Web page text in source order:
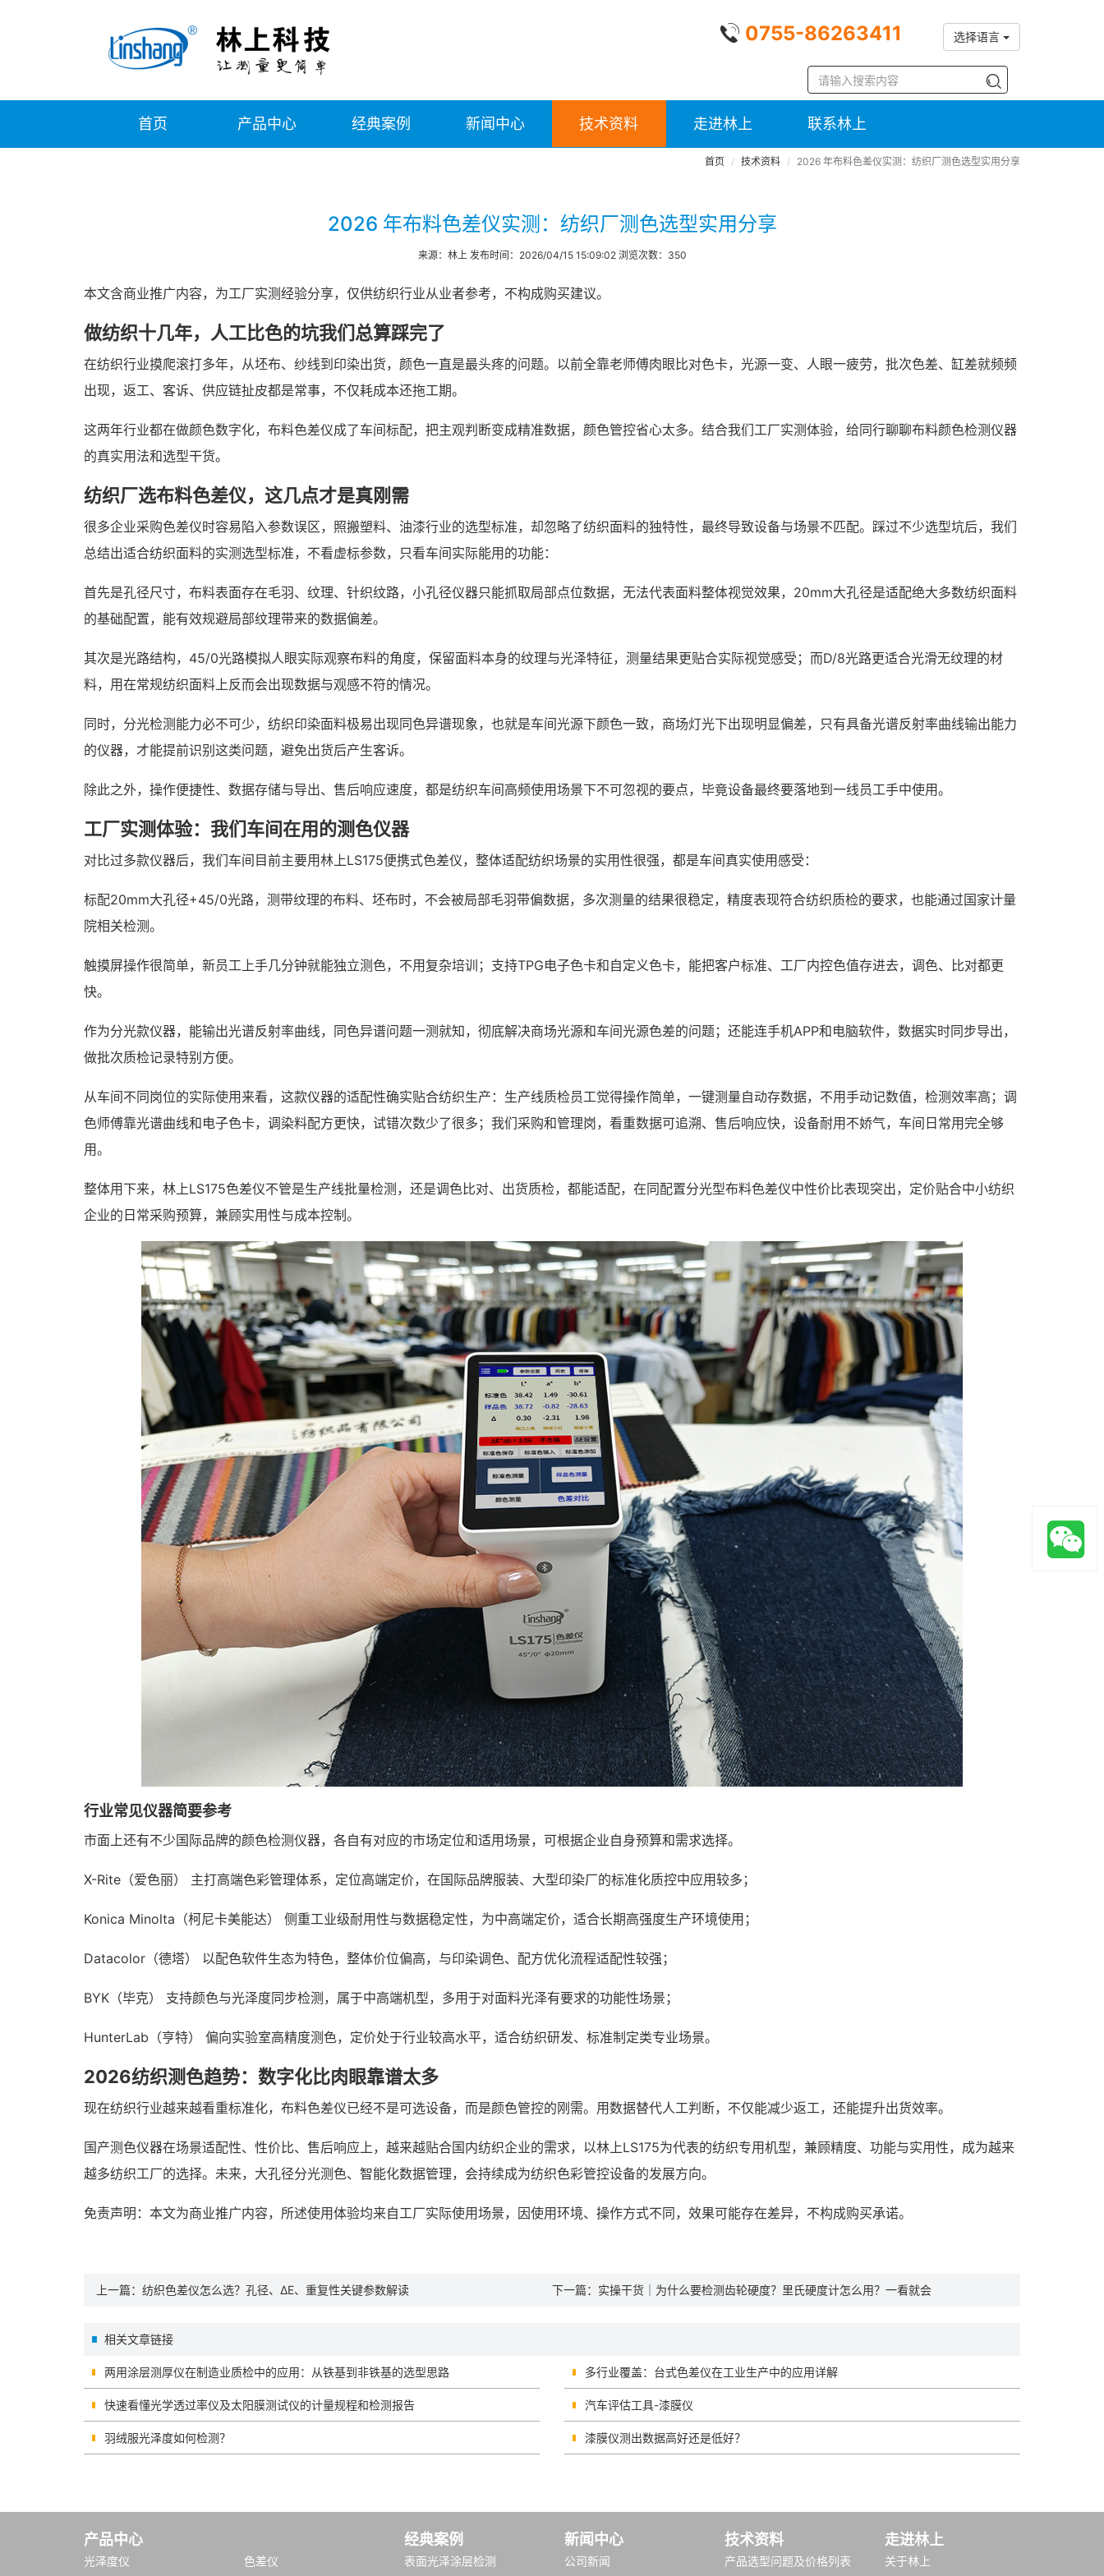
0755-86263411 选择语言
首页 产品中心 经典案例 新闻中心 技术资料 走进林上 联系林上
首页 技术资料 2026 年布料色差仪实测：纺织厂测色选型实用分享
2026 年布料色差仪实测：纺织厂测色选型实用分享
来源：林上 发布时间：2026/04/15 15:09:02 浏览次数：350
本文含商业推广内容，为工厂实测经验分享，仅供纺织行业从业者参考，不构成购买建议。
做纺织十几年，人工比色的坑我们总算踩完了
在纺织行业摸爬滚打多年，从坯布、纱线到印染出货，颜色一直是最头疼的问题。以前全靠老师傅肉眼比对色卡，光源一变、人眼一疲劳，批次色差、缸差就频频
出现，返工、客诉、供应链扯皮都是常事，不仅耗成本还拖工期。
这两年行业都在做颜色数字化，布料色差仪成了车间标配，把主观判断变成精准数据，颜色管控省心太多。结合我们工厂实测体验，给同行聊聊布料颜色检测仪器
的真实用法和选型干货。
纺织厂选布料色差仪，这几点才是真刚需
很多企业采购色差仪时容易陷入参数误区，照搬塑料、油漆行业的选型标准，却忽略了纺织面料的独特性，最终导致设备与场景不匹配。踩过不少选型坑后，我们
总结出适合纺织面料的实测选型标准，不看虚标参数，只看车间实际能用的功能：
首先是孔径尺寸，布料表面存在毛羽、纹理、针织纹路，小孔径仪器只能抓取局部点位数据，无法代表面料整体视觉效果，20mm大孔径是适配绝大多数纺织面料
的基础配置，能有效规避局部纹理带来的数据偏差。
其次是光路结构，45/0光路模拟人眼实际观察布料的角度，保留面料本身的纹理与光泽特征，测量结果更贴合实际视觉感受；而D/8光路更适合光滑无纹理的材
料，用在常规纺织面料上反而会出现数据与观感不符的情况。
同时，分光检测能力必不可少，纺织印染面料极易出现同色异谱现象，也就是车间光源下颜色一致，商场灯光下出现明显偏差，只有具备光谱反射率曲线输出能力
的仪器，才能提前识别这类问题，避免出货后产生客诉。
除此之外，操作便捷性、数据存储与导出、售后响应速度，都是纺织车间高频使用场景下不可忽视的要点，毕竟设备最终要落地到一线员工手中使用。
工厂实测体验：我们车间在用的测色仪器
对比过多款仪器后，我们车间目前主要用林上LS175便携式色差仪，整体适配纺织场景的实用性很强，都是车间真实使用感受：
标配20mm大孔径+45/0光路，测带纹理的布料、坯布时，不会被局部毛羽带偏数据，多次测量的结果很稳定，精度表现符合纺织质检的要求，也能通过国家计量
院相关检测。
触摸屏操作很简单，新员工上手几分钟就能独立测色，不用复杂培训；支持TPG电子色卡和自定义色卡，能把客户标准、工厂内控色值存进去，调色、比对都更
快。
作为分光款仪器，能输出光谱反射率曲线，同色异谱问题一测就知，彻底解决商场光源和车间光源色差的问题；还能连手机APP和电脑软件，数据实时同步导出，
做批次质检记录特别方便。
从车间不同岗位的实际使用来看，这款仪器的适配性确实贴合纺织生产：生产线质检员工觉得操作简单，一键测量自动存数据，不用手动记数值，检测效率高；调
色师傅靠光谱曲线和电子色卡，调染料配方更快，试错次数少了很多；我们采购和管理岗，看重数据可追溯、售后响应快，设备耐用不娇气，车间日常用完全够
用。
整体用下来，林上LS175色差仪不管是生产线批量检测，还是调色比对、出货质检，都能适配，在同配置分光型布料色差仪中性价比表现突出，定价贴合中小纺织
企业的日常采购预算，兼顾实用性与成本控制。
行业常见仪器简要参考
市面上还有不少国际品牌的颜色检测仪器，各自有对应的市场定位和适用场景，可根据企业自身预算和需求选择。
X-Rite（爱色丽） 主打高端色彩管理体系，定位高端定价，在国际品牌服装、大型印染厂的标准化质控中应用较多；
Konica Minolta（柯尼卡美能达） 侧重工业级耐用性与数据稳定性，为中高端定价，适合长期高强度生产环境使用；
Datacolor（德塔） 以配色软件生态为特色，整体价位偏高，与印染调色、配方优化流程适配性较强；
BYK（毕克） 支持颜色与光泽度同步检测，属于中高端机型，多用于对面料光泽有要求的功能性场景；
HunterLab（亨特） 偏向实验室高精度测色，定价处于行业较高水平，适合纺织研发、标准制定类专业场景。
2026纺织测色趋势：数字化比肉眼靠谱太多
现在纺织行业越来越看重标准化，布料色差仪已经不是可选设备，而是颜色管控的刚需。用数据替代人工判断，不仅能减少返工，还能提升出货效率。
国产测色仪器在场景适配性、性价比、售后响应上，越来越贴合国内纺织企业的需求，以林上LS175为代表的纺织专用机型，兼顾精度、功能与实用性，成为越来
越多纺织工厂的选择。未来，大孔径分光测色、智能化数据管理，会持续成为纺织色彩管控设备的发展方向。
免责声明：本文为商业推广内容，所述使用体验均来自工厂实际使用场景，因使用环境、操作方式不同，效果可能存在差异，不构成购买承诺。
上一篇： 纺织色差仪怎么选？孔径、ΔE、重复性关键参数解读 下一篇： 实操干货｜为什么要检测齿轮硬度？里氏硬度计怎么用？一看就会
相关文章链接
两用涂层测厚仪在制造业质检中的应用：从铁基到非铁基的选型思路 多行业覆盖：台式色差仪在工业生产中的应用详解
快速看懂光学透过率仪及太阳膜测试仪的计量规程和检测报告 汽车评估工具-漆膜仪
羽绒服光泽度如何检测？ 漆膜仪测出数据高好还是低好？
产品中心
光泽度仪
色差仪
经典案例
表面光泽涂层检测
新闻中心
公司新闻
技术资料
产品选型问题及价格列表
走进林上
关于林上